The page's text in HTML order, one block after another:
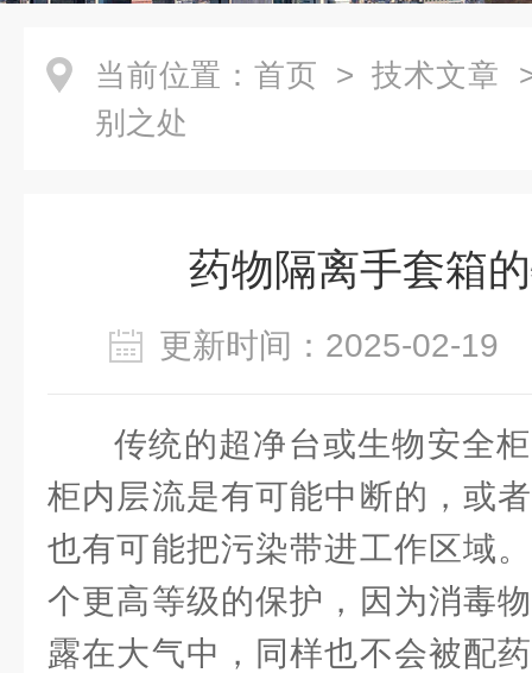
当前位置： 首页 > 技术文章
别之处
药物隔离手套箱
更新时间：2025-02-
传统的超净台或生物安全
柜内层流是有可能中断的，或
也有可能把污染带进工作区域
个更高等级的保护，因为消毒
露在大气中，同样也不会被配